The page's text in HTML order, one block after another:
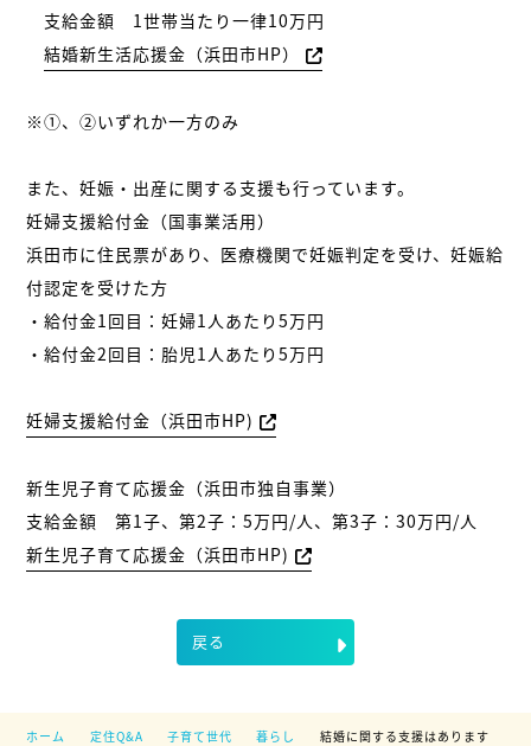
支給金額 1世帯当たり一律10万円
結婚新生活応援金（浜田市HP）
※①、②いずれか一方のみ
また、妊娠・出産に関する支援も行っています。
妊婦支援給付金（国事業活用）
浜田市に住民票があり、医療機関で妊娠判定を受け、妊娠給
付認定を受けた方
・給付金1回目：妊婦1人あたり5万円
・給付金2回目：胎児1人あたり5万円
妊婦支援給付金（浜田市HP)
新生児子育て応援金（浜田市独自事業）
支給金額 第1子、第2子：5万円/人、第3子：30万円/人
新生児子育て応援金（浜田市HP)
戻る
ホーム 定住Q&A 子育て世代 暮らし
結婚に関する支援はあります